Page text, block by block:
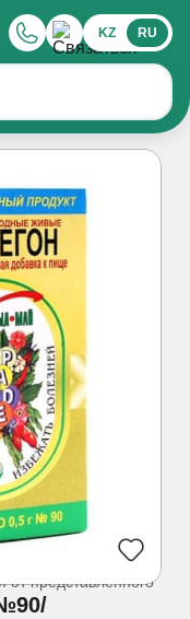
KZ RU
от представленного